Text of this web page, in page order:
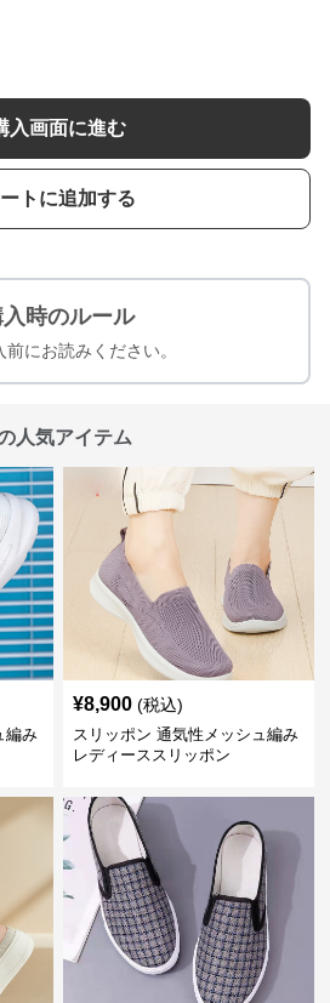
入画面に進む
トに追加する
入時のルール
前にお読みください。
人気アイテム
編み
¥8,900 (税込)
スリッポン 通気性メッシュ編み
レディーススリッポン